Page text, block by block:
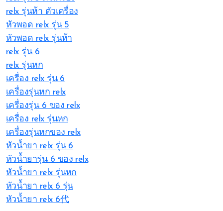
relx รุ่นห้า ตัวเครื่อง
หัวพอด relx รุ่น 5
หัวพอด relx รุ่นห้า
relx รุ่น 6
relx รุ่นหก
เครื่อง relx รุ่น 6
เครื่องรุ่นหก relx
เครื่องรุ่น 6 ของ relx
เครื่อง relx รุ่นหก
เครื่องรุ่นหกของ relx
หัวน้ำยา relx รุ่น 6
หัวน้ำยารุ่น 6 ของ relx
หัวน้ำยา relx รุ่นหก
หัวน้ำยา relx 6 รุ่น
หัวน้ำยา relx 6代